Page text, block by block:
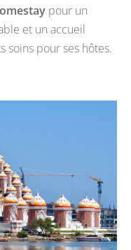
pour un
et un accueil
soins pour ses hôtes.